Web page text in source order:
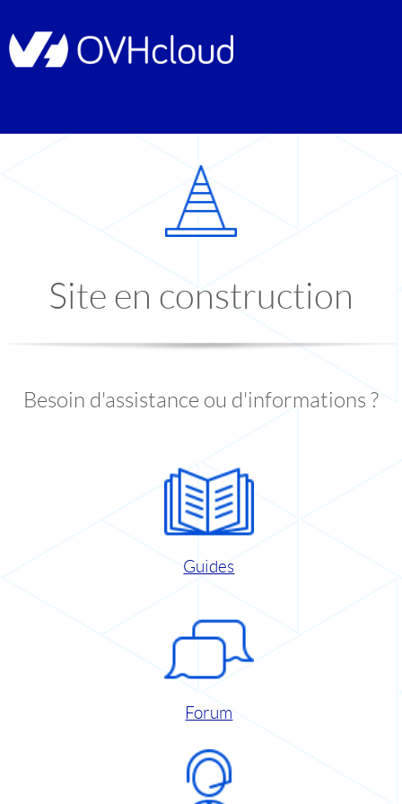
Site en construction
Besoin d'assistance ou d'informations ?
Guides
Forum